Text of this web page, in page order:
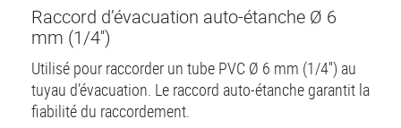
Raccord d’évacuation auto-étanche Ø 6
mm (1/4'')
Utilisé pour raccorder un tube PVC Ø 6 mm (1/4'') au
tuyau d’évacuation. Le raccord auto-étanche garantit la
fiabilité du raccordement.